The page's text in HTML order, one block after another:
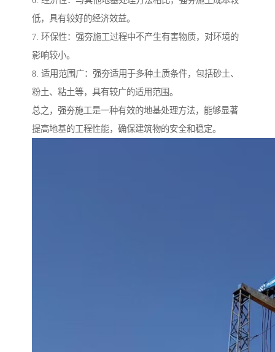
低，具有较好的经济效益。
7. 环保性：强夯施工过程中不产生有害物质，对环境的
影响较小。
8. 适用范围广：强夯适用于多种土质条件，包括砂土、
粉土、粘土等，具有较广的适用范围。
总之，强夯施工是一种有效的地基处理方法，能够显著
提高地基的工程性能，确保建筑物的安全和稳定。